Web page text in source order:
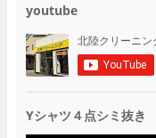
youtube
Yシャツ４点シミ抜き